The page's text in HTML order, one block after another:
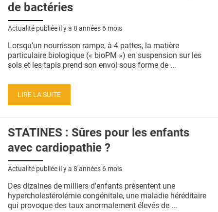
de bactéries
Actualité publiée il y a 8 années 6 mois
Lorsqu’un nourrisson rampe, à 4 pattes, la matière
particulaire biologique (« bioPM ») en suspension sur les
sols et les tapis prend son envol sous forme de ...
LIRE LA SUITE
STATINES : Sûres pour les enfants
avec cardiopathie ?
Actualité publiée il y a 8 années 6 mois
Des dizaines de milliers d'enfants présentent une
hypercholestérolémie congénitale, une maladie héréditaire
qui provoque des taux anormalement élevés de ...